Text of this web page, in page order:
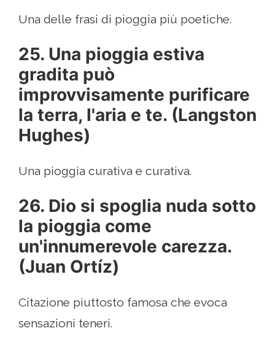
Una delle frasi di pioggia più poetiche.
25. Una pioggia estiva
gradita può
improvvisamente purificare
la terra, l'aria e te. (Langston
Hughes)
Una pioggia curativa e curativa.
26. Dio si spoglia nuda sotto
la pioggia come
un'innumerevole carezza.
(Juan Ortíz)
Citazione piuttosto famosa che evoca
sensazioni teneri.